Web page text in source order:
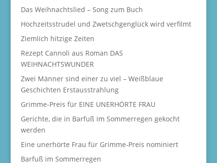
Das Weihnachtslied – Song zum Buch
Hochzeitsstrudel und Zwetschgenglück wird verfilmt
Ziemlich hitzige Zeiten
Rezept Cannoli aus Roman DAS
WEIHNACHTSWUNDER
Zwei Männer sind einer zu viel – Weißblaue
Geschichten Erstausstrahlung
Grimme-Preis für EINE UNERHÖRTE FRAU
Gerichte, die in Barfuß im Sommerregen gekocht
werden
Eine unerhörte Frau für Grimme-Preis nominiert
Barfuß im Sommerregen